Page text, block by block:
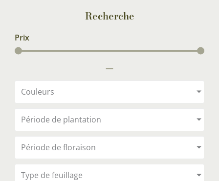
Recherche
Prix
—
Couleurs
Période de plantation
Période de floraison
Type de feuillage